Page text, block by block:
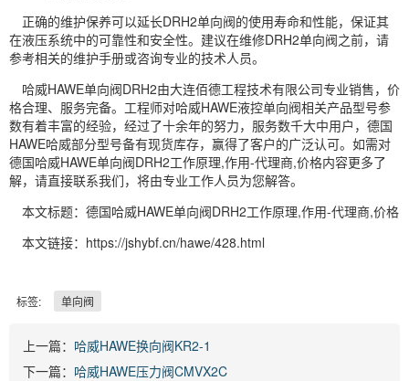
正确的维护保养可以延长DRH2单向阀的使用寿命和性能，保证其
在液压系统中的可靠性和安全性。建议在维修DRH2单向阀之前，请
参考相关的维护手册或咨询专业的技术人员。
哈威HAWE单向阀DRH2由大连佰德工程技术有限公司专业销售，价
格合理、服务完备。工程师对哈威HAWE液控单向阀相关产品型号参
数有着丰富的经验，经过了十余年的努力，服务数千大中用户，德国
HAWE哈威部分型号备有现货库存，赢得了客户的广泛认可。如需对
德国哈威HAWE单向阀DRH2工作原理,作用-代理商,价格内容更多了
解，请直接联系我们，将由专业工作人员为您解答。
本文标题：德国哈威HAWE单向阀DRH2工作原理,作用-代理商,价格
本文链接：https://jshybf.cn/hawe/428.html
标签: 单向阀
上一篇： 哈威HAWE换向阀KR2-1
下一篇： 哈威HAWE压力阀CMVX2C